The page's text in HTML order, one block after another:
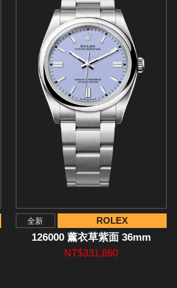
全新 ROLEX
126000 薰衣草紫面 36mm
NT$331,860